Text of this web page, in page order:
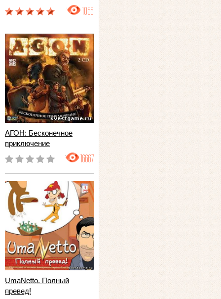
1056
АГОН: Бесконечное
приключение
16667
UmaNetto. Полный
превед!